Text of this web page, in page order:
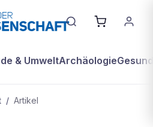
& UmweltArchäologie
/ Artikel